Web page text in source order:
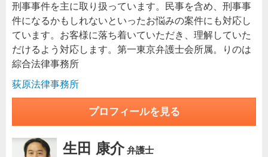
刑事事件を主に取り扱っています。民事を含め、刑事事
件になるかもしれないといったお悩みの案件にも対応し
ています。お客様に落ち着いていただき、理解していた
だけるよう対応します。第一東京弁護士会所属。りのは
綜合法律事務所
荻原法律事務所
プロフィールを見る
生田 康介 弁護士